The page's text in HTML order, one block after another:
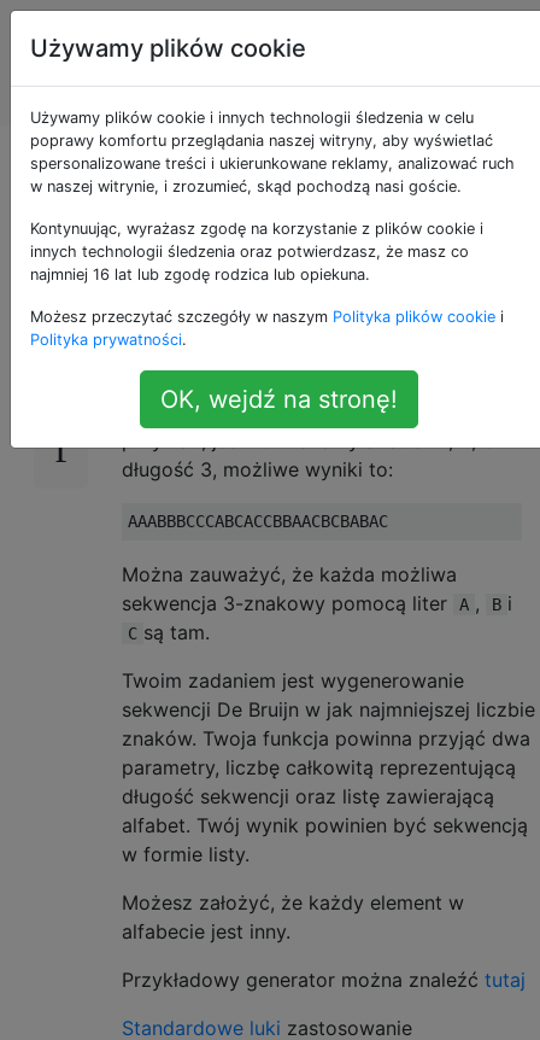
Programowanie
puzzli i Code
Golf
Wygeneruj najkrótszy
De Bruijn
22
Interesująca jest sekwencja De Bruijna: jest to
najkrótsza, cykliczna sekwencja, która
zawiera wszystkie możliwe sekwencje
danego alfabetu o danej długości. Na
długość 3, możliwe wyniki to:
Można zauważyć, że każda możliwa
sekwencja 3-znakowy pomocą liter
A , B i
C są tam.
Twoim zadaniem jest wygenerowanie
sekwencji De Bruijn w jak najmniejszej liczbie
znaków. Twoja funkcja powinna przyjąć dwa
parametry, liczbę całkowitą reprezentującą
długość sekwencji oraz listę zawierającą
alfabet. Twój wynik powinien być sekwencją
w formie listy.
Możesz założyć, że każdy element w
alfabecie jest inny.
Przykładowy generator można znaleźć tutaj
Standardowe luki zastosowanie
Używamy plików cookie
Używamy plików cookie i innych technologii śledzenia w celu
poprawy komfortu przeglądania naszej witryny, aby wyświetlać
spersonalizowane treści i ukierunkowane reklamy, analizować ruch
w naszej witrynie, i zrozumieć, skąd pochodzą nasi goście.
Kontynuując, wyrażasz zgodę na korzystanie z plików cookie i
innych technologii śledzenia oraz potwierdzasz, że masz co
najmniej 16 lat lub zgodę rodzica lub opiekuna.
Możesz przeczytać szczegóły w naszym Polityka plików cookie i
Polityka prywatności.
OK, wejdź na stronę!